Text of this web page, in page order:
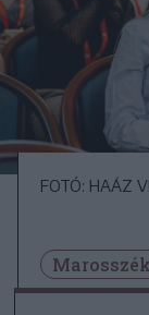
FOTÓ: HAÁZ
Marosszék